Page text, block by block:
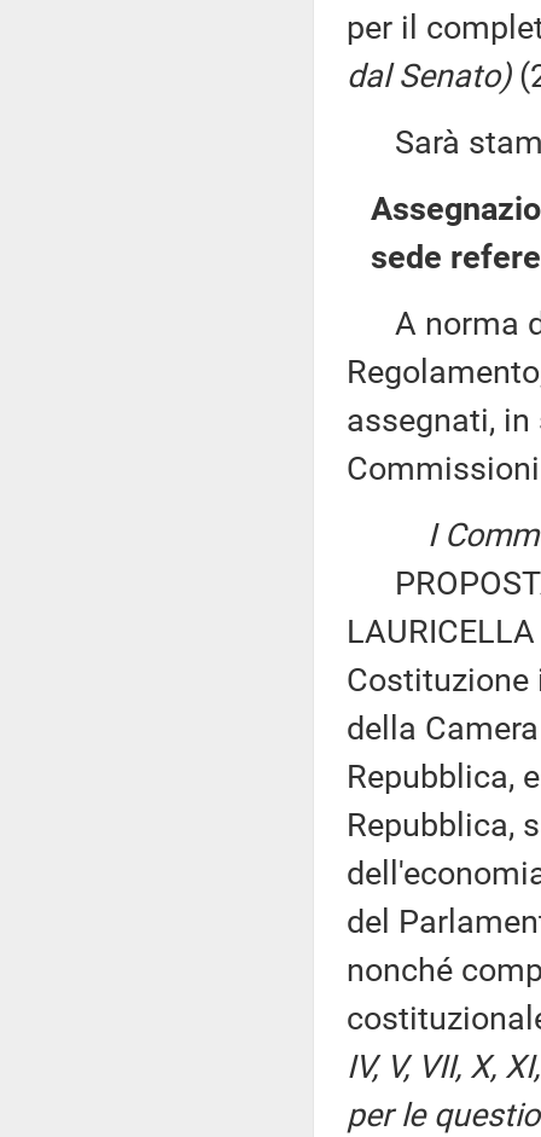
per il
dal Senato)
Sarà
sede
A norma
assegnati,
I
Costituzione
della
Repubblica,
Repubblica,
del
nonché
IV, V, VII, X,
per le